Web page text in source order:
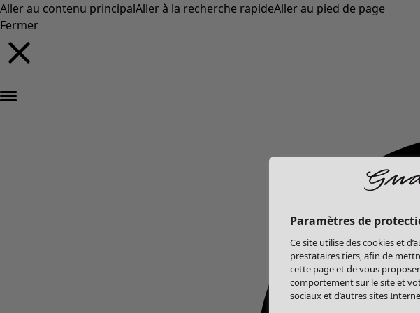
Aller au contenu principalAller à la recherche rapideAller au pied de page
Fermer
Paramètres de
Ce site utilise des cookies et
prestataires tiers, afin de
cette page et de vous
comportement sur le site et
sociaux et d’autres sites